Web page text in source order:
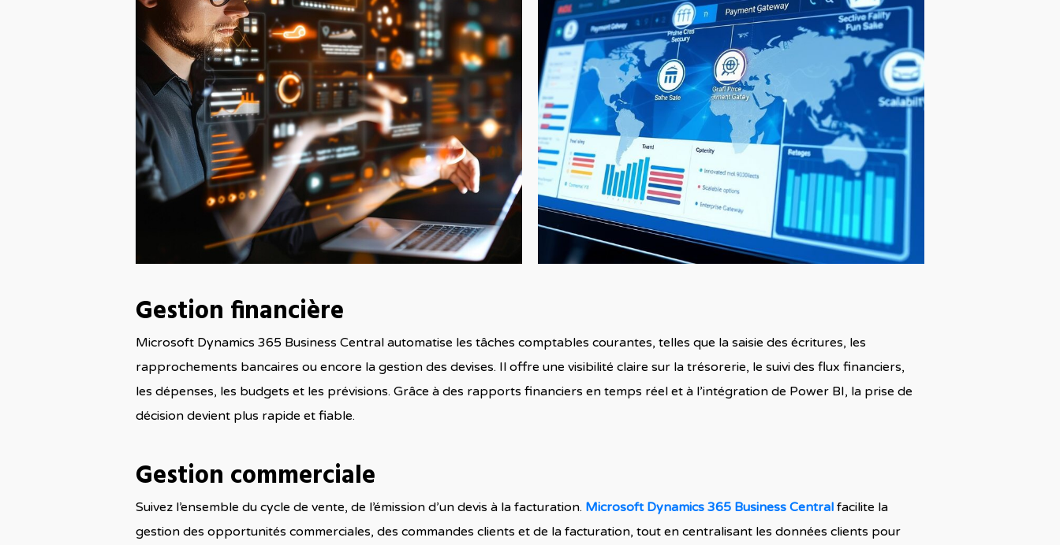
Gestion financière
Microsoft Dynamics 365 Business Central automatise les tâches comptables courantes, telles que la saisie des écritures, les
rapprochements bancaires ou encore la gestion des devises. Il offre une visibilité claire sur la trésorerie, le suivi des flux financiers,
les dépenses, les budgets et les prévisions. Grâce à des rapports financiers en temps réel et à l’intégration de Power BI, la prise de
décision devient plus rapide et fiable.
Gestion commerciale
Suivez l’ensemble du cycle de vente, de l’émission d’un devis à la facturation. Microsoft Dynamics 365 Business Central facilite la
gestion des opportunités commerciales, des commandes clients et de la facturation, tout en centralisant les données clients pour